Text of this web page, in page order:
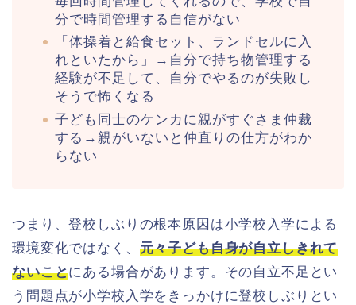
分で時間管理する自信がない
「体操着と給食セット、ランドセルに入
れといたから」→自分で持ち物管理する
経験が不足して、自分でやるのが失敗し
そうで怖くなる
子ども同士のケンカに親がすぐさま仲裁
する→親がいないと仲直りの仕方がわか
らない
つまり、登校しぶりの根本原因は小学校入学による
環境変化ではなく、 元々子ども自身が自立しきれて
ないことにある場合があります。その自立不足とい
う問題点が小学校入学をきっかけに登校しぶりとい